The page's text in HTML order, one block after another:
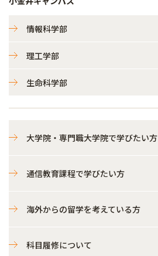
情報科学部
理工学部
生命科学部
大学院・専門職大学院で学びたい方
通信教育課程で学びたい方
海外からの留学を考えている方
科目履修について